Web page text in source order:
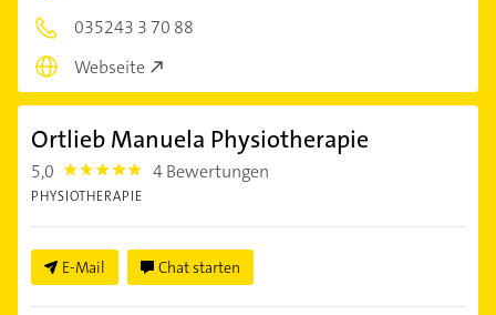
035243 3 70 88
Webseite
Ortlieb Manuela Physiotherapie
5,0 5.0 4 Bewertungen
PHYSIOTHERAPIE
E-Mail Chat starten